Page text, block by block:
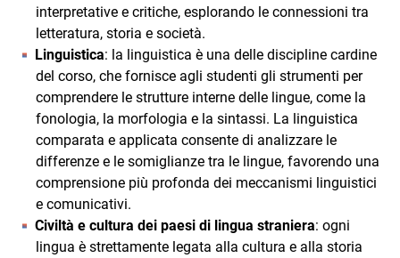
interpretative e critiche, esplorando le connessioni tra
letteratura, storia e società.
Linguistica: la linguistica è una delle discipline cardine
del corso, che fornisce agli studenti gli strumenti per
comprendere le strutture interne delle lingue, come la
fonologia, la morfologia e la sintassi. La linguistica
comparata e applicata consente di analizzare le
differenze e le somiglianze tra le lingue, favorendo una
comprensione più profonda dei meccanismi linguistici
e comunicativi.
Civiltà e cultura dei paesi di lingua straniera: ogni
lingua è strettamente legata alla cultura e alla storia